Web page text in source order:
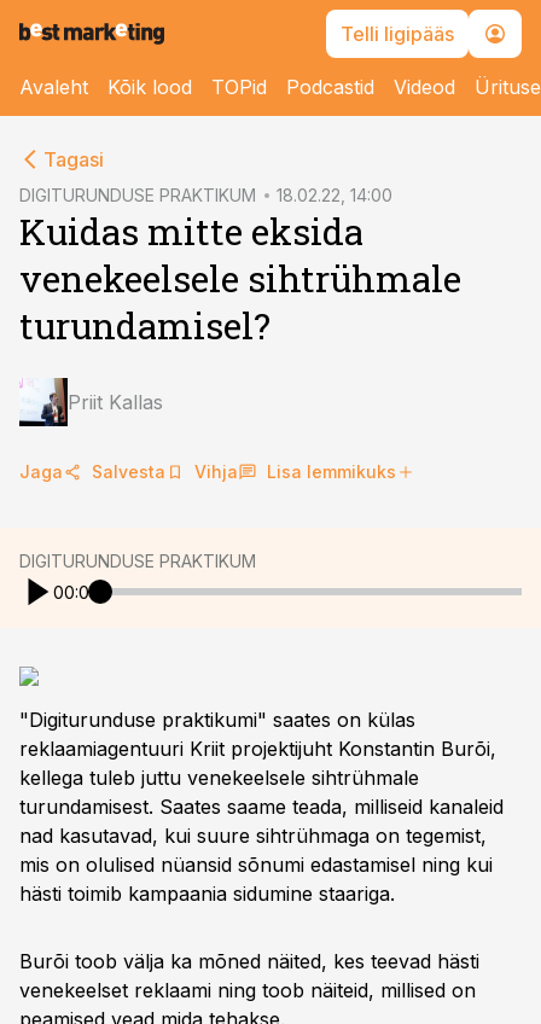
Telli ligipääs
Avaleht Kõik lood TOPid Podcastid Videod
Tagasi
DIGITURUNDUSE PRAKTIKUM 18.02.22, 14:00
Kuidas mitte eksida
venekeelsele sihtrühmale
turundamisel?
Priit Kallas
Jaga Salvesta Vihja Lisa lemmikuks
DIGITURUNDUSE PRAKTIKUM
00:00
"Digiturunduse praktikumi" saates on külas
reklaamiagentuuri Kriit projektijuht Konstantin Burõi,
kellega tuleb juttu venekeelsele sihtrühmale
turundamisest. Saates saame teada, milliseid kanaleid
nad kasutavad, kui suure sihtrühmaga on tegemist,
mis on olulised nüansid sõnumi edastamisel ning kui
hästi toimib kampaania sidumine staariga.
Burõi toob välja ka mõned näited, kes teevad hästi
venekeelset reklaami ning toob näiteid, millised on
peamised vead mida tehakse.